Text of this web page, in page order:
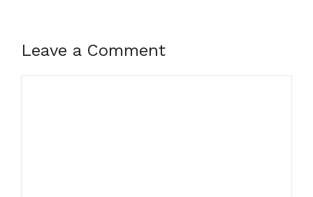
Leave a Comment